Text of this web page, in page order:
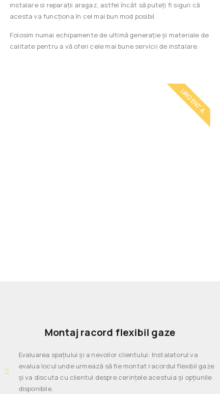
instalare si reparații aragaz, astfel încât să puteți fi siguri că
acesta va funcționa în cel mai bun mod posibil.
Folosim numai echipamente de ultimă generație și materiale de
calitate pentru a vă oferi cele mai bune servicii de instalare.
URGENTA
Montaj racord flexibil gaze
Evaluarea spațiului și a nevoilor clientului: Instalatorul va
evalua locul unde urmează să fie montat racordul flexibil gaze
și va discuta cu clientul despre cerințele acestuia și opțiunile
disponibile.